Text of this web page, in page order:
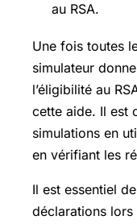
au RSA.
Une fois toutes
simulateur
l’éligibilité au
cette aide. Il est
simulations en
en vérifiant les
Il est essentiel
déclarations lors